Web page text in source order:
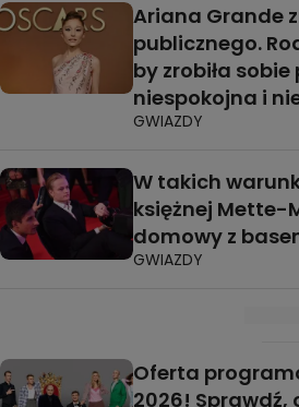
Ariana Grande
publicznego.
by zrobiła sobie
niespokojna i
GWIAZDY
W takich
księżnej Mette-
domowy z
GWIAZDY
Oferta
2026! Sprawdź,